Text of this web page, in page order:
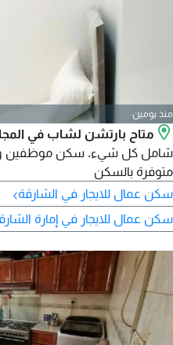
منذ يومين
شامل كل شيء. سكن موظفين
متوفرة بالسكن
سكن عمال للايجار في الشارقة›
سكن عمال للايجار في إمارة